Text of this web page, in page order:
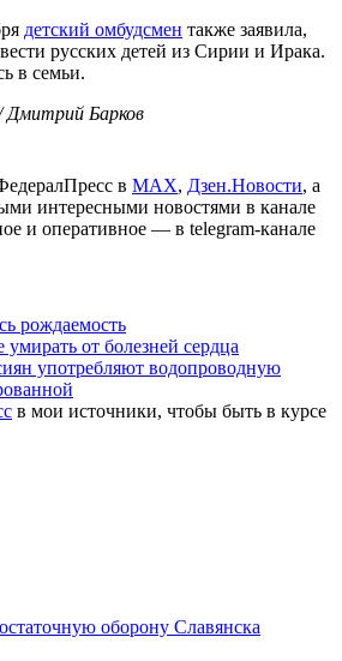
детский омбудсмен также заявила,
русских детей из Сирии и Ирака.
в семьи.
Барков
в МАХ, Дзен.Новости, а
интересными новостями в канале
и оперативное — в telegram-канале
рождаемость
от болезней сердца
употребляют водопроводную
в мои источники, чтобы быть в курсе
оборону Славянска